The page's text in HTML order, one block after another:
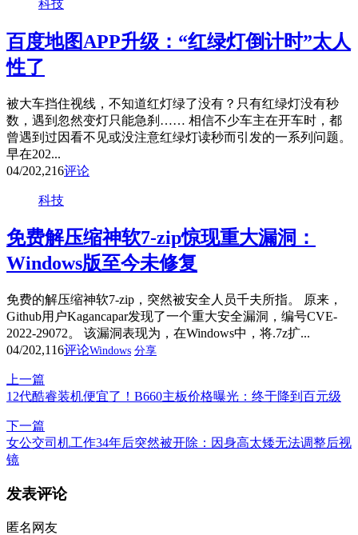
科技
百度地图APP升级：“红绿灯倒计时”太人
性了
被大车挡住视线，不知道红灯绿了没有？只有红绿灯没有秒
数，遇到忽然变灯只能急刹…… 相信不少车主在开车时，都
曾遇到过因看不见或没注意红绿灯读秒而引发的一系列问题。
早在202...
04/202,216评论
科技
免费解压缩神软7-zip惊现重大漏洞：
Windows版至今未修复
免费的解压缩神软7-zip，突然被安全人员千夫所指。 原来，
Github用户Kagancapar发现了一个重大安全漏洞，编号CVE-
2022-29072。 该漏洞表现为，在Windows中，将.7z扩...
04/202,116评论Windows 分享
上一篇
12代酷睿装机便宜了！B660主板价格曝光：终于降到百元级
下一篇
女公交司机工作34年后突然被开除：因身高太矮无法调整后视
镜
发表评论
匿名网友